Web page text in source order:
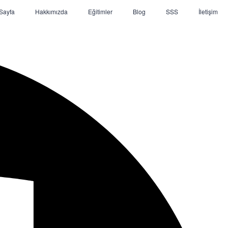
Hakkımızda Eğitimler Blog SSS İletişim